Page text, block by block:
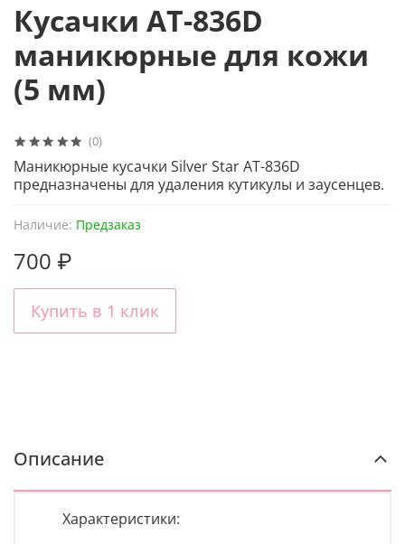
(0)
Наличие: Предзаказ
Кусачки АТ-836D
маникюрные для кожи
(5 мм)
700 ₽
Купить в 1 клик
Маникюрные кусачки Silver Star АТ-836D
предназначены для удаления кутикулы и заусенцев.
Описание
Характеристики: